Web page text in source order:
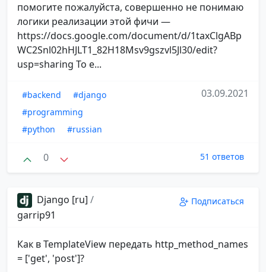
помогите пожалуйста, совершенно не понимаю
логики реализации этой фичи —
https://docs.google.com/document/d/1taxClgABp
WC2Snl02hHJLT1_82H18Msv9gszvl5Jl30/edit?
usp=sharing То е...
#backend
#django
#programming
#python
#russian
03.09.2021
0 51 ответов
Django [ru] /
garrip91
Подписаться
Как в TemplateView передать http_method_names
= ['get', 'post']?